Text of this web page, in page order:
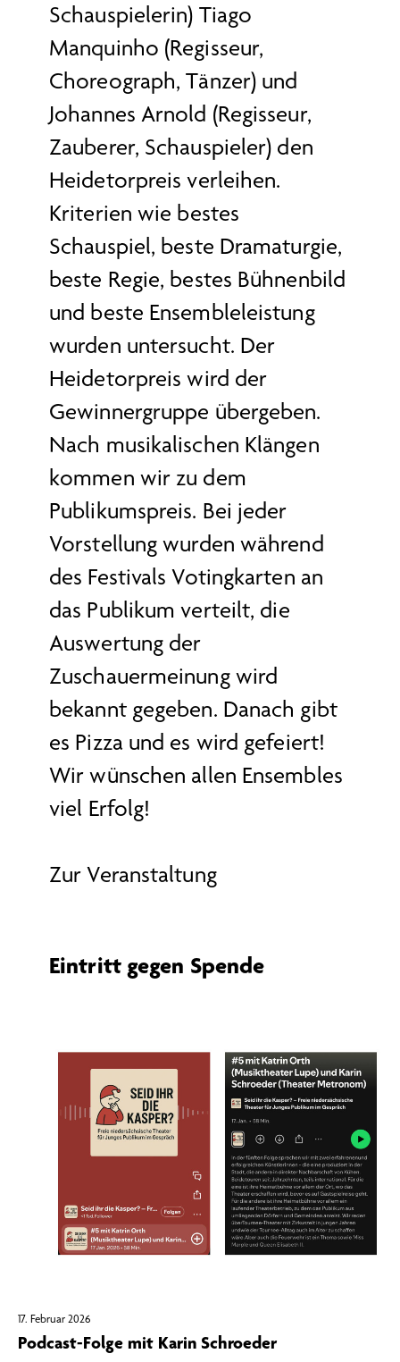
Schauspielerin) Tiago
Manquinho (Regisseur,
Choreograph, Tänzer) und
Johannes Arnold (Regisseur,
Zauberer, Schauspieler) den
Heidetorpreis verleihen.
Kriterien wie bestes
Schauspiel, beste Dramaturgie,
beste Regie, bestes Bühnenbild
und beste Ensembleleistung
wurden untersucht. Der
Heidetorpreis wird der
Gewinnergruppe übergeben.
Nach musikalischen Klängen
kommen wir zu dem
Publikumspreis. Bei jeder
Vorstellung wurden während
des Festivals Votingkarten an
das Publikum verteilt, die
Auswertung der
Zuschauermeinung wird
bekannt gegeben. Danach gibt
es Pizza und es wird gefeiert!
Wir wünschen allen Ensembles
viel Erfolg!
Zur Veranstaltung
Eintritt gegen Spende
17. Februar 2026
Podcast-Folge mit Karin Schroeder